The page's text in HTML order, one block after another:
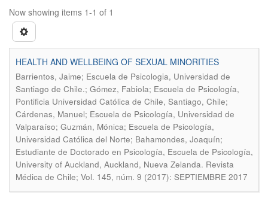
Now showing items 1-1 of 1
HEALTH AND WELLBEING OF SEXUAL MINORITIES
Barrientos, Jaime; Escuela de Psicologia, Universidad de
Santiago de Chile.; Gómez, Fabiola; Escuela de Psicología,
Pontificia Universidad Católica de Chile, Santiago, Chile;
Cárdenas, Manuel; Escuela de Psicología, Universidad de
Valparaíso; Guzmán, Mónica; Escuela de Psicología,
Universidad Católica del Norte; Bahamondes, Joaquín;
Estudiante de Doctorado en Psicología, Escuela de Psicología,
University of Auckland, Auckland, Nueva Zelanda. Revista
Médica de Chile; Vol. 145, núm. 9 (2017): SEPTIEMBRE 2017